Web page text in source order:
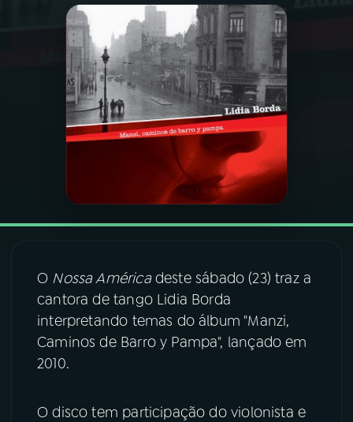
PROGRAMAÇÃO
PROGRAMAS
PODCASTS
VIDEOCASTS
08FESTIVAL DE MÚSICA
ACOMPANHE A RÁDIO NACIONAL
O Nossa Américadeste sábado (23) traz a
cantora de tango Lidia Borda
interpretando temas do álbum "Manzi,
Caminos de Barro y Pampa", lançado em
2010.
O disco tem participação do violonista e